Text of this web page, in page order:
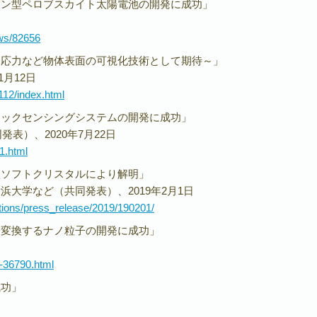
型ペロブスカイト太陽電池の開発に成功」
82656
力など物体表面の可視化技術として期待～」
12日
index.html
クセンシングシステムの開発に成功」
表）、2020年7月22日
フトクリスタルにより解明」
大学など（共同発表）、2019年2月1日
press_release/2019/190201/
換するナノ粒子の開発に成功」
」